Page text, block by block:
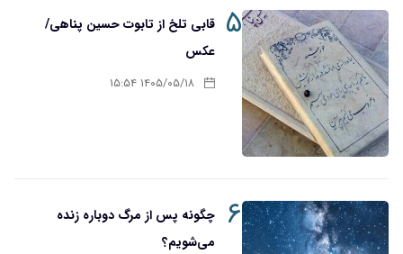
۵ قابی تلخ از تابوت حسین پناهی/
عکس
۱۴۰۵/۰۵/۱۸ ۱۵:۵۴
۶
چگونه پس از مرگ دوباره زنده
می‌شویم؟